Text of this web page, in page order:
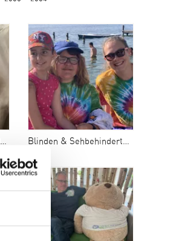
Blinden & Sehbehindertencamp 2024